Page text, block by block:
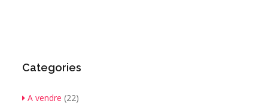
Categories
A vendre (22)